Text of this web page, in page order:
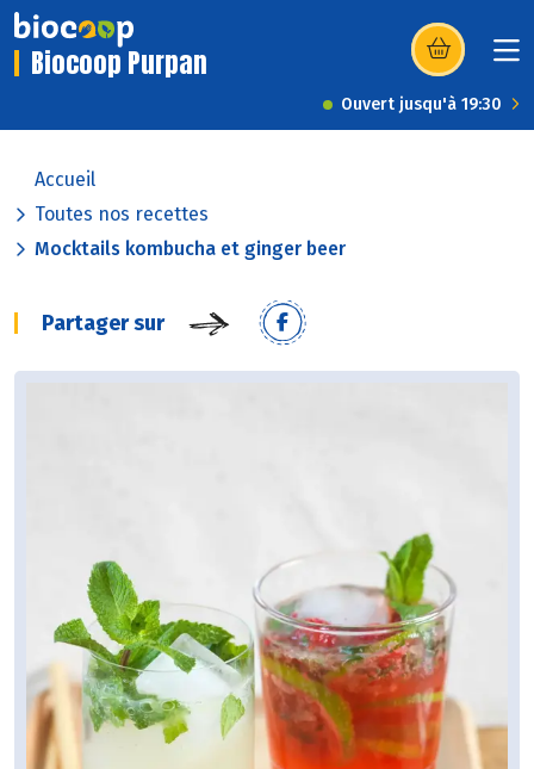
Biocoop Purpan (s’ouvre dans
Ouvert jusqu'à 19:30
Accueil
Toutes nos recettes
Mocktails kombucha et ginger beer
Partager sur